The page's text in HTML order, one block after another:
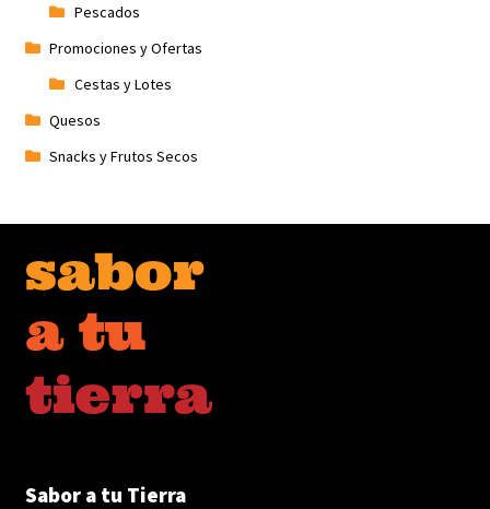
Pescados
Promociones y Ofertas
Cestas y Lotes
Quesos
Snacks y Frutos Secos
Sabor a tu Tierra